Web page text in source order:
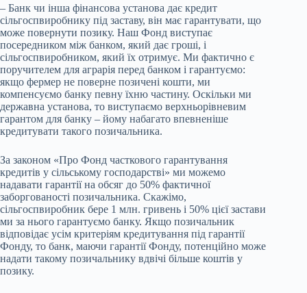
– Банк чи інша фінансова установа дає кредит
сільгоспвиробнику під заставу, він має гарантувати, що
може повернути позику. Наш Фонд виступає
посередником між банком, який дає гроші, і
сільгоспвиробником, який їх отримує. Ми фактично є
поручителем для аграрія перед банком і гарантуємо:
якщо фермер не поверне позичені кошти, ми
компенсуємо банку певну їхню частину. Оскільки ми
державна установа, то виступаємо верхньорівневим
гарантом для банку – йому набагато впевненіше
кредитувати такого позичальника.
За законом «Про Фонд часткового гарантування
кредитів у сільському господарстві» ми можемо
надавати гарантії на обсяг до 50% фактичної
заборгованості позичальника. Скажімо,
сільгоспвиробник бере 1 млн. гривень і 50% цієї застави
ми за нього гарантуємо банку. Якщо позичальник
відповідає усім критеріям кредитування під гарантії
Фонду, то банк, маючи гарантії Фонду, потенційно може
надати такому позичальнику вдвічі більше коштів у
позику.